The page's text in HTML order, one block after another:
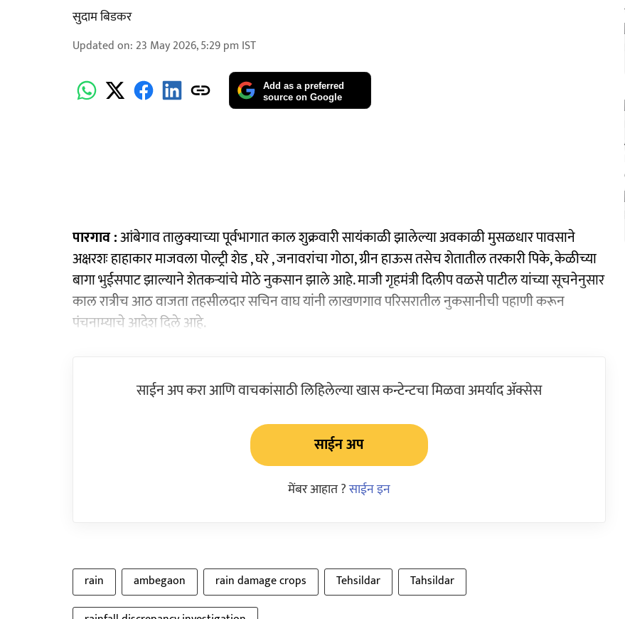
सुदाम बिडकर
Updated on: 23 May 2026, 5:29 pm IST
Add as a preferred
source on Google
पारगाव :आंबेगाव तालुक्याच्या पूर्वभागात काल शुक्रवारी सायंकाळी झालेल्या अवकाळी मुसळधार पावसाने
अक्षरशः हाहाकार माजवला पोल्ट्री शेड , घरे , जनावरांचा गोठा, ग्रीन हाऊस तसेच शेतातील तरकारी पिके, केळीच्या
बागा भुईसपाट झाल्याने शेतकऱ्यांचे मोठे नुकसान झाले आहे. माजी गृहमंत्री दिलीप वळसे पाटील यांच्या सूचनेनुसार
काल रात्रीच आठ वाजता तहसीलदार सचिन वाघ यांनी लाखणगाव परिसरातील नुकसानीची पहाणी करून
पंचनाम्याचे आदेश दिले आहे.
साईन अप करा आणि वाचकांसाठी लिहिलेल्या खास कन्टेन्टचा मिळवा अमर्याद ॲक्सेस
साईन अप
मेंबर आहात ?साईन इन
rain ambegaon rain damage crops Tehsildar
Tahsildar